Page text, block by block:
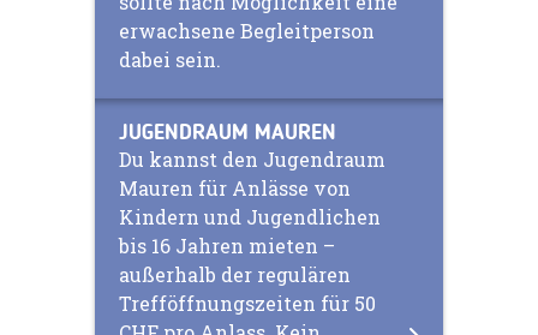
erwachsene Begleitperson
dabei sein.
JUGENDRAUM MAUREN
Du kannst den Jugendraum
Mauren für Anlässe von
Kindern und Jugendlichen
bis 16 Jahren mieten –
außerhalb der regulären
Trefföffnungszeiten für 50